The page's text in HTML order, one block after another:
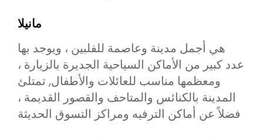
مانيلا
هي أجمل مدينة وعاصمة للفلبين ، ويوجد بها
عدد كبير من الأماكن السياحية الجديرة بالزيارة ،
ومعظمها مناسب للعائلات والأطفال, تمتلئ
المدينة بالكنائس والمتاحف والقصور القديمة ،
فضلاً عن أماكن الترفيه ومراكز التسوق الحديثة